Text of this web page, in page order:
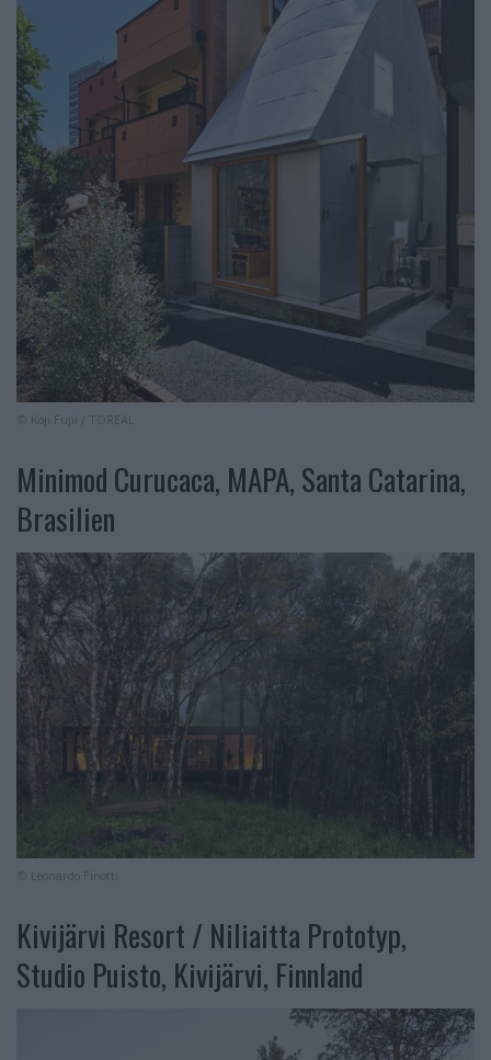
© Koji Fujii / TOREAL
Minimod Curucaca, MAPA, Santa Catarina,
Brasilien
© Leonardo Finotti
Kivijärvi Resort / Niliaitta Prototyp,
Studio Puisto, Kivijärvi, Finnland